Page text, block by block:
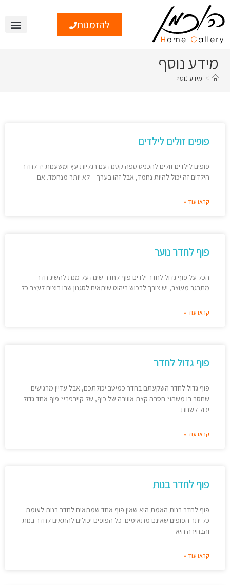
להזמנות
מידע נוסף
> מידע נוסף
פופים זולים לילדים
פופים לילדים זולים להכניס ספה קטנה עם רגליות עץ ומשענות יד לחדר
הילדים זה יכול להיות נחמד, אבל זהו בערך – לא יותר מנחמד. אם
קראו עוד »
פוף לחדר נוער
הכל על פוף גדול לחדר ילדים פוף לחדר שינה על מנת להשיג חדר
מתבגר מעוצב, יש צורך לרכוש ריהוט שיתאים לסגנון שבו רוצים לעצב כל
קראו עוד »
פוף גדול לחדר
פוף גדול לחדר השקעתם בחדר כמיטב יכולתכם, אבל עדיין מרגישים
שחסר בו משהו? חסרה קצת אווירה של כיף, של קיירפרי? פוף אחד גדול
יכול לשנות
קראו עוד »
פוף לחדר בנות
פוף לחדר בנות האמת היא שאין פוף אחד שמתאים לחדר בנות לעומת
כל יתר הפופים שאינם מתאימים. כל הפופים יכולים להתאים לחדר בנות
והבחירה היא
קראו עוד »